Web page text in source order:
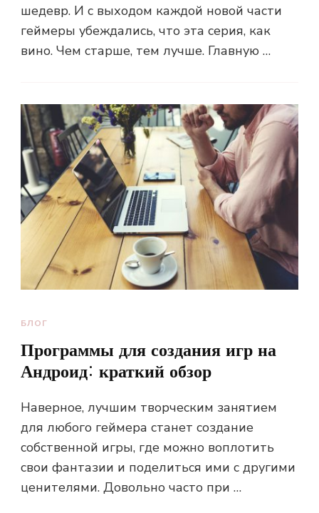
шедевр. И с выходом каждой новой части
геймеры убеждались, что эта серия, как
вино. Чем старше, тем лучше. Главную …
БЛОГ
Программы для создания игр на
Андроид: краткий обзор
Наверное, лучшим творческим занятием
для любого геймера станет создание
собственной игры, где можно воплотить
свои фантазии и поделиться ими с другими
ценителями. Довольно часто при …